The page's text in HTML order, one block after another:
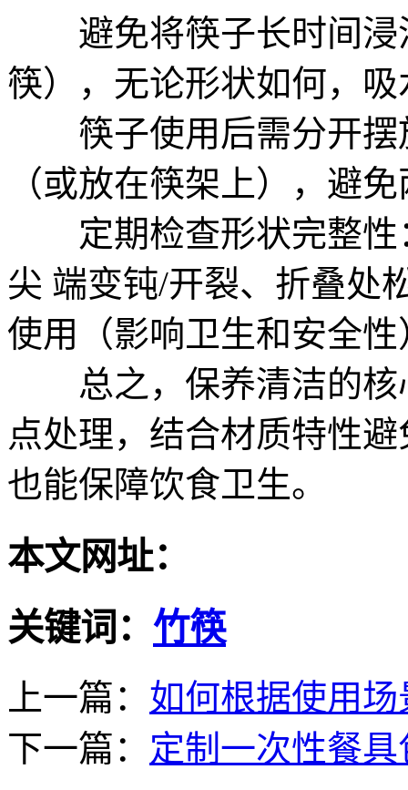
避免将筷子长时间浸
筷），无论形状如何，
筷子使用后需分开摆
（或放在筷架上），避
定期检查形状完整性
尖 端变钝/开裂、折叠处
使用（影响卫生和安全性
总之，保养清洁的核
点处理，结合材质特性
也能保障饮食卫生。
本文网址：
关键词： 竹筷
上一篇： 如何根据使用
下一篇： 定制一次性餐